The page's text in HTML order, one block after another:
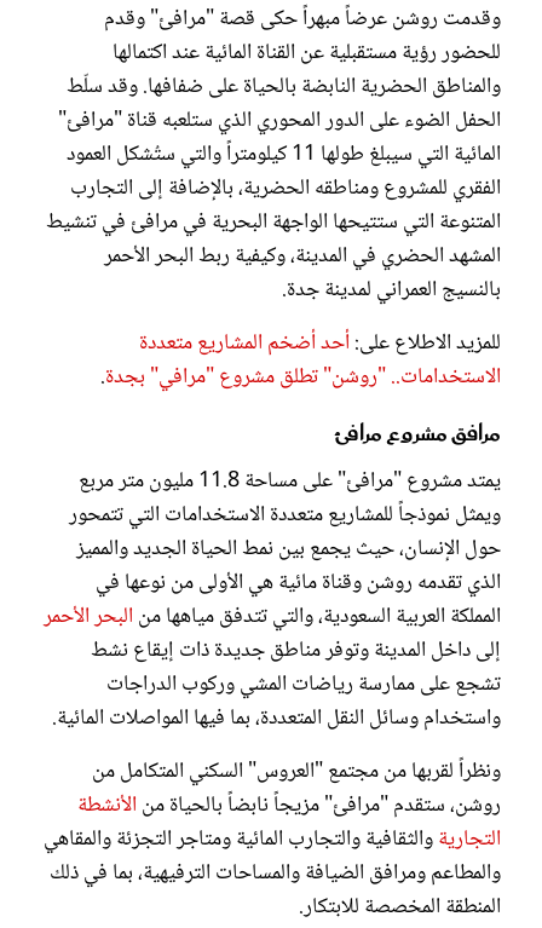
وقدمت روشن عرضاً مبهراً حكى قصة "مرافئ" وقدم
للحضور رؤية مستقبلية عن القناة المائية عند اكتمالها
والمناطق الحضرية النابضة بالحياة على ضفافها. وقد سلّط
الحفل الضوء على الدور المحوري الذي ستلعبه قناة "مرافئ"
المائية التي سيبلغ طولها 11 كيلومتراً والتي ستُشكل العمود
الفقري للمشروع ومناطقه الحضرية، بالإضافة إلى التجارب
المتنوعة التي ستتيحها الواجهة البحرية في مرافئ في تنشيط
المشهد الحضري في المدينة، وكيفية ربط البحر الأحمر
بالنسيج العمراني لمدينة جدة.
للمزيد الاطلاع على:أحد أضخم المشاريع متعددة
الاستخدامات.. "روشن" تطلق مشروع "مرافي" بجدة.
مرافق مشروع مرافئ
يمتد مشروع "مرافئ" على مساحة 11.8 مليون متر مربع
ويمثل نموذجاً للمشاريع متعددة الاستخدامات التي تتمحور
حول الإنسان، حيث يجمع بين نمط الحياة الجديد والمميز
الذي تقدمه روشن وقناة مائية هي الأولى من نوعها في
المملكة العربية السعودية، والتي تتدفق مياهها من البحر الأحمر
إلى داخل المدينة وتوفر مناطق جديدة ذات إيقاع نشط
تشجع على ممارسة رياضات المشي وركوب الدراجات
واستخدام وسائل النقل المتعددة، بما فيها المواصلات المائية.
ونظراً لقربها من مجتمع "العروس" السكني المتكامل من
روشن، ستقدم "مرافئ" مزيجاً نابضاً بالحياة من الأنشطة
التجاريةوالثقافية والتجارب المائية ومتاجر التجزئة والمقاهي
والمطاعم ومرافق الضيافة والمساحات الترفيهية، بما في ذلك
المنطقة المخصصة للابتكار.